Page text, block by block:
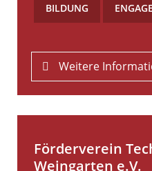
BILDUNG
Weitere
Förderverein
Weingarten e.V.